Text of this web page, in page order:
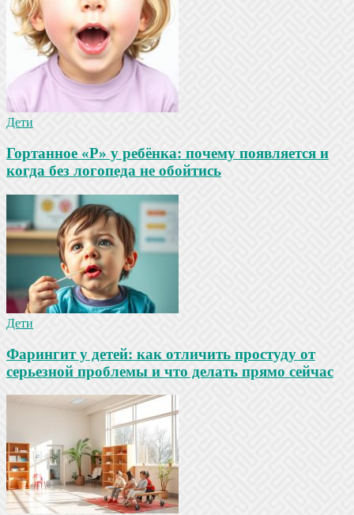
Дети
Гортанное «Р» у ребёнка: почему появляется и
когда без логопеда не обойтись
Дети
Фарингит у детей: как отличить простуду от
серьезной проблемы и что делать прямо сейчас